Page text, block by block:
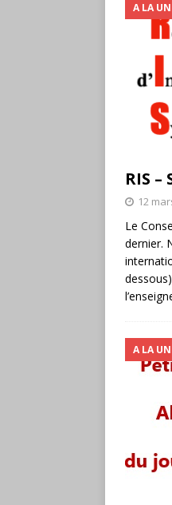
RIS –
A LA
12
Le
dernier.
A LA